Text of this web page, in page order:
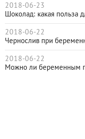
2018-06-23
Шоколад: какая польза
2018-06-22
Чернослив при
2018-06-22
Можно ли беременным